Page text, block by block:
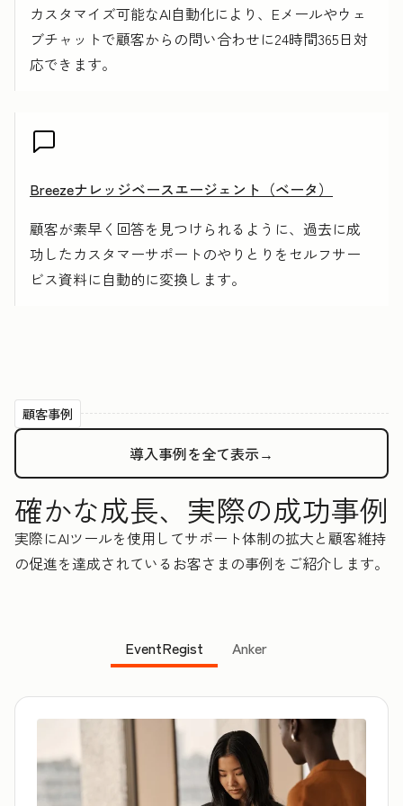
カスタマイズ可能なAI自動化により、Eメールやウェ
ブチャットで顧客からの問い合わせに24時間365日対
応できます。
Breezeナレッジベースエージェント（ベータ）
顧客が素早く回答を見つけられるように、過去に成
功したカスタマーサポートのやりとりをセルフサー
ビス資料に自動的に変換します。
顧客事例
導入事例を全て表示→
確かな成長、実際の成功事例
実際にAIツールを使用してサポート体制の拡大と顧客維持
の促進を達成されているお客さまの事例をご紹介します。
EventRegist Anker